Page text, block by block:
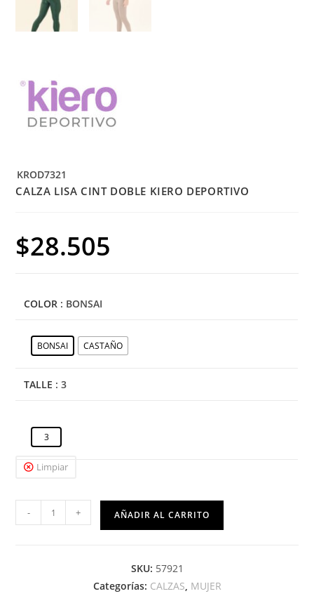
KROD7321
CALZA LISA CINT DOBLE KIERO DEPORTIVO
$28.505
COLOR : BONSAI
BONSAI CASTAÑO
TALLE : 3
3
Limpiar
- + AÑADIR AL CARRITO
SKU: 57921
Categorías: CALZAS, MUJER